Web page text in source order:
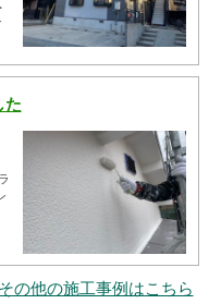
た
その他の施工事例はこちら